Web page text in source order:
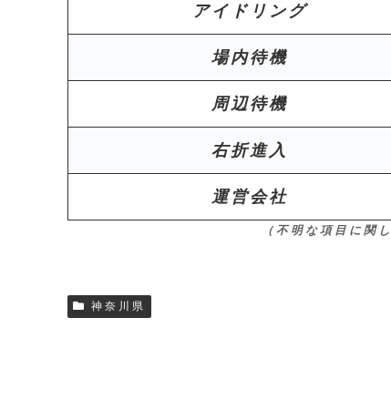
アイドリング
場内待機
周辺待機
右折進入
運営会社
（不明な項目に関
神奈川県